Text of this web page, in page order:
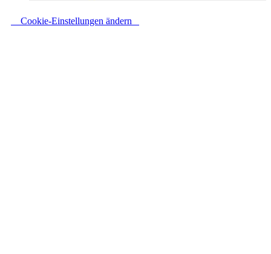
Cookie-Einstellungen ändern